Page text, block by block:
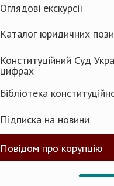
Оглядові екскурсії
Каталог юридичних
Конституційний Суд
цифрах
Бібліотека
Підписка на новини
Повідом про корупцію